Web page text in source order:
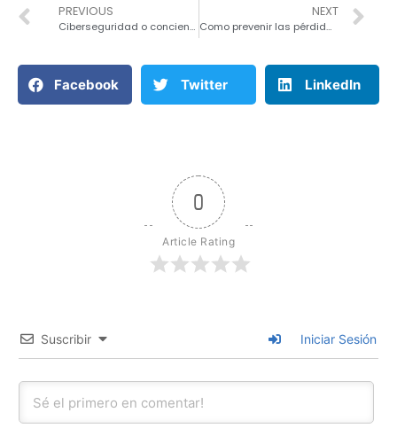
PREVIOUS
Ciberseguridad o concienciación, ¿Qué es más importante?
NEXT
Como prevenir las pérdidas de información en asesorías
Facebook Twitter LinkedIn
0
Article Rating
Suscribir Iniciar Sesión